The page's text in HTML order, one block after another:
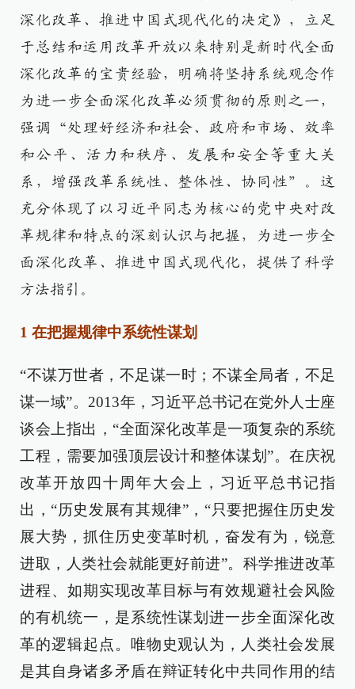
深化改革、推进中国式现代化的决定》，立足
于总结和运用改革开放以来特别是新时代全面
深化改革的宝贵经验，明确将坚持系统观念作
为进一步全面深化改革必须贯彻的原则之一，
强调“处理好经济和社会、政府和市场、效率
和公平、活力和秩序、发展和安全等重大关
系，增强改革系统性、整体性、协同性”。这
充分体现了以习近平同志为核心的党中央对改
革规律和特点的深刻认识与把握，为进一步全
面深化改革、推进中国式现代化，提供了科学
方法指引。
1 在把握规律中系统性谋划
“不谋万世者，不足谋一时；不谋全局者，不足
谋一域”。2013年，习近平总书记在党外人士座
谈会上指出，“全面深化改革是一项复杂的系统
工程，需要加强顶层设计和整体谋划”。在庆祝
改革开放四十周年大会上，习近平总书记指
出，“历史发展有其规律”，“只要把握住历史发
展大势，抓住历史变革时机，奋发有为，锐意
进取，人类社会就能更好前进”。科学推进改革
进程、如期实现改革目标与有效规避社会风险
的有机统一，是系统性谋划进一步全面深化改
革的逻辑起点。唯物史观认为，人类社会发展
是其自身诸多矛盾在辩证转化中共同作用的结